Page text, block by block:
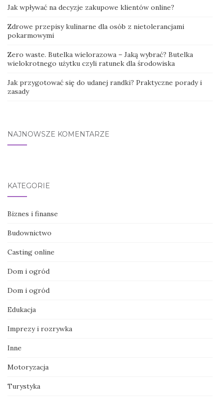
Jak wpływać na decyzje zakupowe klientów online?
Zdrowe przepisy kulinarne dla osób z nietolerancjami
pokarmowymi
Zero waste. Butelka wielorazowa – Jaką wybrać? Butelka
wielokrotnego użytku czyli ratunek dla środowiska
Jak przygotować się do udanej randki? Praktyczne porady i
zasady
NAJNOWSZE KOMENTARZE
KATEGORIE
Biznes i finanse
Budownictwo
Casting online
Dom i ogród
Dom i ogród
Edukacja
Imprezy i rozrywka
Inne
Motoryzacja
Turystyka